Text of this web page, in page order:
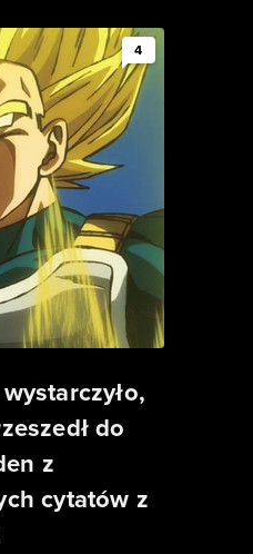
4
do
z
cytatów z